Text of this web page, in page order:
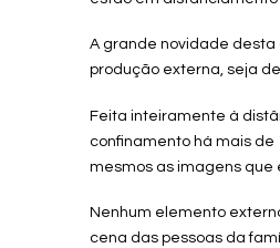
A grande novidade desta
produção externa, seja
Feita inteiramente à
confinamento há mais
mesmos as imagens que
Nenhum elemento
cena das pessoas da